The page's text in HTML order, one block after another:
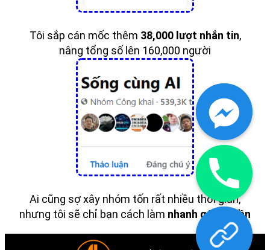
Tôi sắp cán mốc thêm 38,000 lượt nhắn tin,
nâng tổng số lên 160,000 người
Ai cũng sợ xây nhóm tốn rất nhiều thời gian,
nhưng tôi sẽ chỉ bạn cách làm nhanh gấp 10 lần